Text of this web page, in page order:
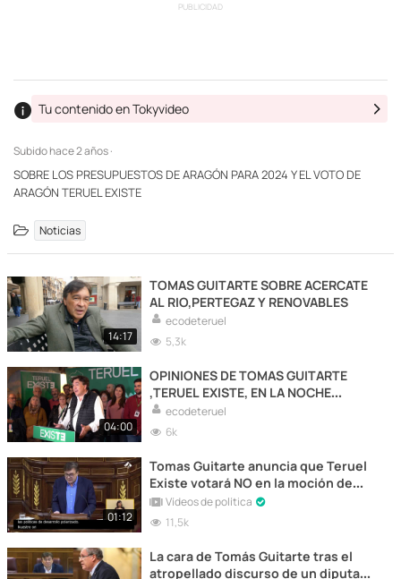
PUBLICIDAD
Subidohace 2 años ·
Tu contenido en Tokyvideo
SOBRE LOS PRESUPUESTOS DE ARAGÓN PARA 2024 Y EL VOTO DE
ARAGÓN TERUEL EXISTE
Noticias
14:17
TOMAS GUITARTE SOBRE ACERCATE
AL RIO,PERTEGAZ Y RENOVABLES
ecodeteruel
5,3k
04:00
OPINIONES DE TOMAS GUITARTE
,TERUEL EXISTE, EN LA NOCHE
ELECTORAL
ecodeteruel
6k
01:12
Tomas Guitarte anuncia que Teruel
Existe votará NO en la moción de
censura
Vídeos de política
11,5k
La cara de Tomás Guitarte tras el
atropellado discurso de un diputado